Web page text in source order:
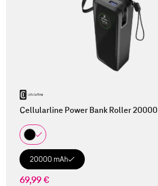
Cellularline Power Bank Roller 20000
20000 mAh
69,99 €